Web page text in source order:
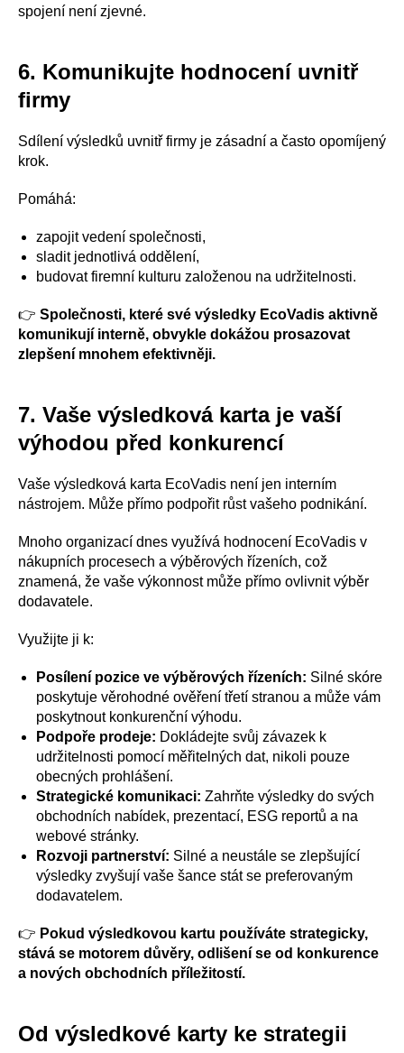
spojení není zjevné.
6. Komunikujte hodnocení uvnitř
firmy
Sdílení výsledků uvnitř firmy je zásadní a často opomíjený
krok.
Pomáhá:
zapojit vedení společnosti,
sladit jednotlivá oddělení,
budovat firemní kulturu založenou na udržitelnosti.
👉 Společnosti, které své výsledky EcoVadis aktivně
komunikují interně, obvykle dokážou prosazovat
zlepšení mnohem efektivněji.
7. Vaše výsledková karta je vaší
výhodou před konkurencí
Vaše výsledková karta EcoVadis není jen interním
nástrojem. Může přímo podpořit růst vašeho podnikání.
Mnoho organizací dnes využívá hodnocení EcoVadis v
nákupních procesech a výběrových řízeních, což
znamená, že vaše výkonnost může přímo ovlivnit výběr
dodavatele.
Využijte ji k:
Posílení pozice ve výběrových řízeních: Silné skóre
poskytuje věrohodné ověření třetí stranou a může vám
poskytnout konkurenční výhodu.
Podpoře prodeje: Dokládejte svůj závazek k
udržitelnosti pomocí měřitelných dat, nikoli pouze
obecných prohlášení.
Strategické komunikaci: Zahrňte výsledky do svých
obchodních nabídek, prezentací, ESG reportů a na
webové stránky.
Rozvoji partnerství: Silné a neustále se zlepšující
výsledky zvyšují vaše šance stát se preferovaným
dodavatelem.
👉 Pokud výsledkovou kartu používáte strategicky,
stává se motorem důvěry, odlišení se od konkurence
a nových obchodních příležitostí.
Od výsledkové karty ke strategii